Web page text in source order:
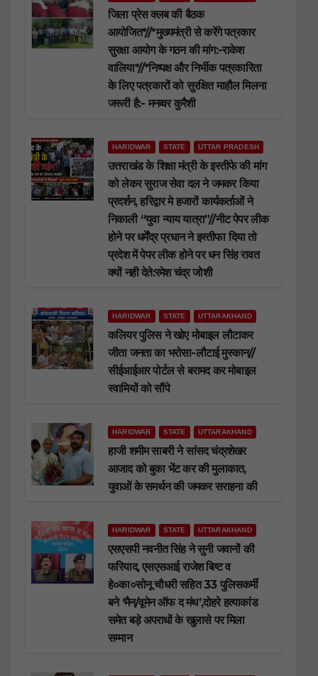
जिला प्रेस क्लब की बैठक
आयोजित*//*मुख्यमंत्री से करेंगे पत्रकार
सुरक्षा आयोग के गठन की मांग:-राकेश
वालिया*//*निष्पक्ष और निर्भीक पत्रकारिता
के लिए पत्रकारों को सुरक्षित माहौल मिलना
जरूरी है:- मनव्वर कुरैशी
HARIDWAR STATE UTTAR PRADESH
उत्तराखंड के शिक्षा मंत्री के इस्तीफे की मांग
को लेकर सुराज सेवा दल ने जमकर किया
प्रदर्शन, हरिद्वार मे हजारों कार्यकर्ताओं ने
निकाली “युवा न्याय यात्रा”//नीट पेपर लीक
होने पर धर्मेंद्र प्रधान ने इस्तीफा दिया तो
प्रदेश में पेपर लीक होने पर धन सिंह रावत
क्यों नही देते:रमेश चंद्र जोशी
HARIDWAR STATE UTTARAKHAND
कलियर पुलिस ने खोए मोबाइल लौटाकर
जीता जनता का भरोसा-लौटाई मुस्कान//
सीईआईआर पोर्टल से बरामद कर मोबाइल
स्वामियों को सौंपे
HARIDWAR STATE UTTARAKHAND
हाजी शमीम साबरी ने सांसद चंद्रशेखर
आजाद को बुका भेंट कर की मुलाकात,
युवाओं के समर्थन की जमकर सराहना की
HARIDWAR STATE UTTARAKHAND
एसएसपी नवनीत सिंह ने सुनी जवानों की
फरियाद, एसएसआई राजेश बिष्ट व
हे०का०सोनू चौधरी सहित 33 पुलिसकर्मी
बने ‘मैन/वूमेन ऑफ द मंथ’,दोहरे हत्याकांड
समेत बड़े अपराधों के खुलासे पर मिला
सम्मान